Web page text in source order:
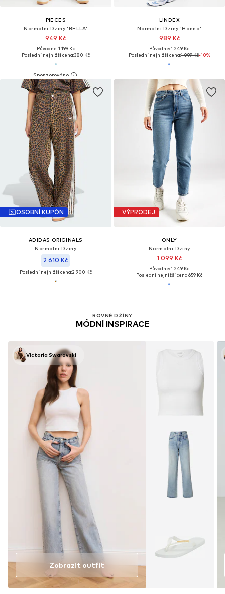
PIECES
Normální Džíny 'BELLA'
949 Kč
Původně: 1 199 Kč
Poslední nejnižší cena:380 Kč
LINDEX
Normální Džíny 'Hanna'
989 Kč
Původně: 1 249 Kč
Poslední nejnižší cena:1 099 Kč-10%
OSOBNÍ KUPÓN
ADIDAS ORIGINALS
Normální Džíny
2 610 Kč
Poslední nejnižší cena:2 900 Kč
VÝPRODEJ
ONLY
Normální Džíny
1 099 Kč
Původně: 1 249 Kč
Poslední nejnižší cena:659 Kč
ROVNÉ DŽÍNY
MÓDNÍ INSPIRACE
Victoria Swarovski
Zobrazit outfit